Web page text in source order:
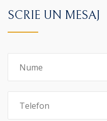
SCRIE UN MESAJ